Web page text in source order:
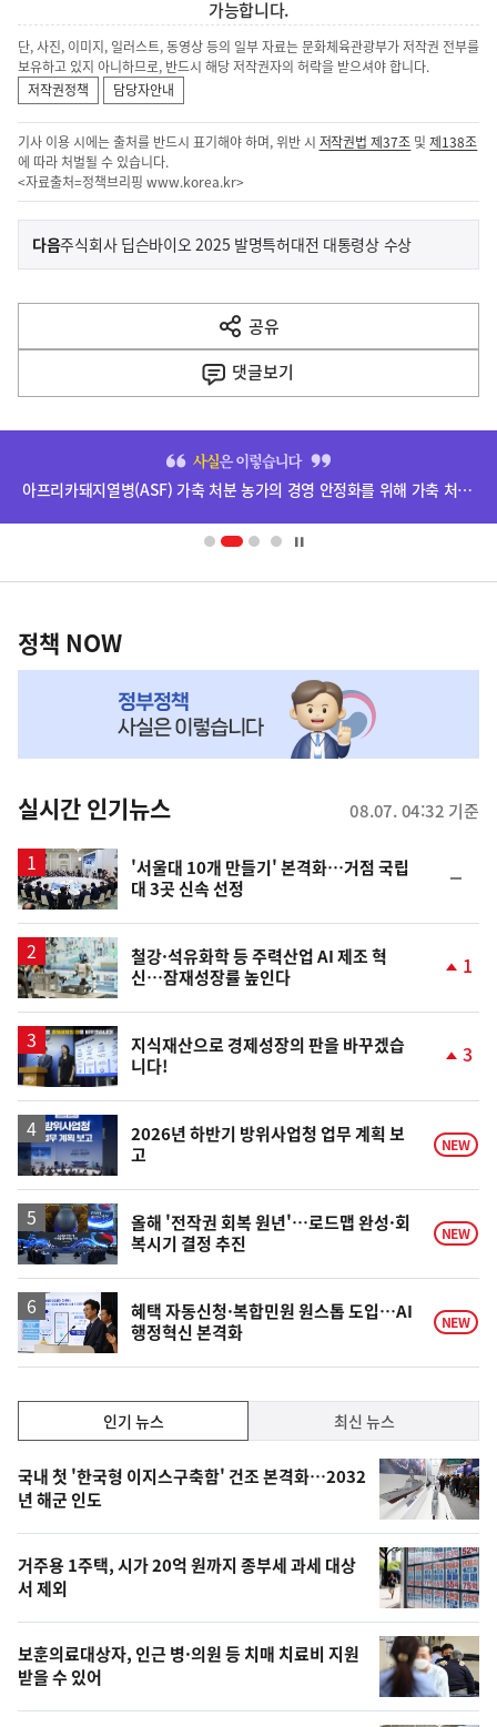
가능합니다.
단, 사진, 이미지, 일러스트, 동영상 등의 일부 자료는 문화체육관광부가 저작권 전부를
보유하고 있지 아니하므로, 반드시 해당 저작권자의 허락을 받으셔야 합니다.
저작권정책
담당자안내
기사 이용 시에는 출처를 반드시 표기해야 하며, 위반 시 저작권법 제37조 및제138조
에 따라 처벌될 수 있습니다.
<자료출처=정책브리핑 www.korea.kr>
이
전
다
음
다음기
사
주식회사 딥슨바이오 2025 발명특허대전 대통령상 수상
공유
열
기
댓글보기
단
영
아프리카돼지열병(ASF) 가축 처분 농가의 경영 안정화를 위해 가축 처분 보상금을 신속하게 지급하겠습니다.
책
NOW,
뉴
스
정책 NOW
실시간 인기뉴스 08.07. 04:32 기준
'서울대 10개 만들기' 본격화…거점 국립
대 3곳 신속 선정
일
철강·석유화학 등 주력산업 AI 제조 혁
신…잠재성장률 높인다
상
1
지식재산으로 경제성장의 판을 바꾸겠습
니다!
상
승
3
2026년 하반기 방위사업청 업무 계획 보
고
NEW
올해 '전작권 회복 원년'…로드맵 완성·회
복시기 결정 추진
NEW
혜택 자동신청·복합민원 원스톱 도입…AI
행정혁신 본격화
NEW
기,
최
신,
오
늘
의
영
상
인기 뉴스 최신 뉴스
기
뉴
스
국내 첫 '한국형 이지스구축함' 건조 본격화…2032
년 해군 인도
거주용 1주택, 시가 20억 원까지 종부세 과세 대상
서 제외
보훈의료대상자, 인근 병·의원 등 치매 치료비 지원
받을 수 있어